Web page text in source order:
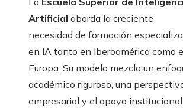
Artificial aborda la creciente
necesidad de formación
en IA tanto en Iberoamérica como
Europa. Su modelo mezcla un
académico riguroso, una
empresarial y el apoyo institucional,